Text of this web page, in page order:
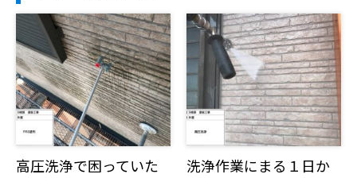
高圧洗浄で困っていた
洗浄作業にまる１日か